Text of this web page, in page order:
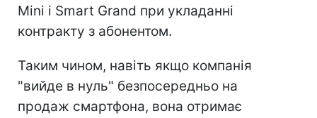
Mini і Smart Grand при укладанні
контракту з абонентом.
Таким чином, навіть якщо компанія
"вийде в нуль" безпосередньо на
продаж смартфона, вона отримає